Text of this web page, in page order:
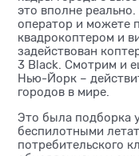
это вполне
оператор и можете
квадрокоптером и
задействован
3 Black. Смотрим и
Нью-Йорк –
городов в мире.
Это была подборка
беспилотными
потребительского